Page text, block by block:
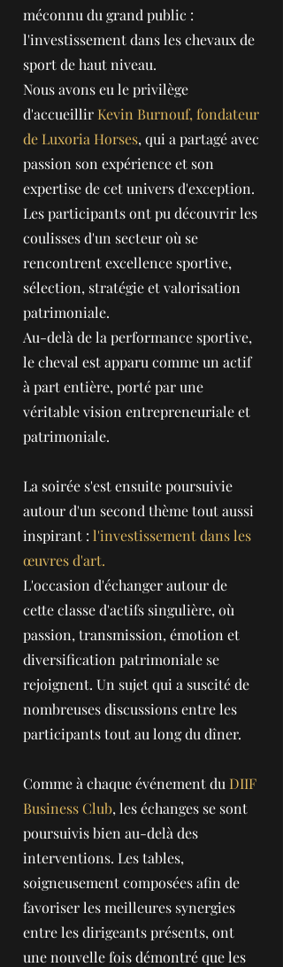
méconnu du grand public :
l'investissement dans les chevaux de
sport de haut niveau.
Nous avons eu le privilège
d'accueillir Kevin Burnouf, fondateur
de Luxoria Horses, qui a partagé avec
passion son expérience et son
expertise de cet univers d'exception.
Les participants ont pu découvrir les
coulisses d'un secteur où se
rencontrent excellence sportive,
sélection, stratégie et valorisation
patrimoniale.
Au-delà de la performance sportive,
le cheval est apparu comme un actif
à part entière, porté par une
véritable vision entrepreneuriale et
patrimoniale.
La soirée s'est ensuite poursuivie
autour d'un second thème tout aussi
inspirant : l'investissement dans les
œuvres d'art.
L'occasion d'échanger autour de
cette classe d'actifs singulière, où
passion, transmission, émotion et
diversification patrimoniale se
rejoignent. Un sujet qui a suscité de
nombreuses discussions entre les
participants tout au long du dîner.
Comme à chaque événement du DIIF
Business Club, les échanges se sont
poursuivis bien au-delà des
interventions. Les tables,
soigneusement composées afin de
favoriser les meilleures synergies
entre les dirigeants présents, ont
une nouvelle fois démontré que les